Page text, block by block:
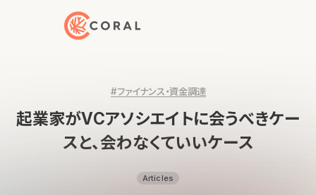
トップページへ戻る
#ファイナンス・資金調達
起業家がVCアソシエイトに会うべきケー
スと、会わなくていいケース
Articles